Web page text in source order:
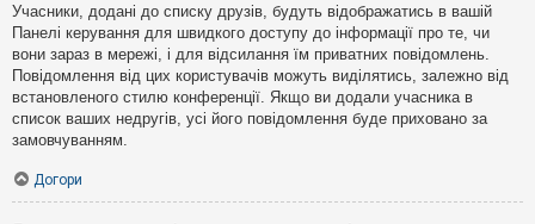
Учасники, додані до списку друзів, будуть відображатись в вашій
Панелі керування для швидкого доступу до інформації про те, чи
вони зараз в мережі, і для відсилання їм приватних повідомлень.
Повідомлення від цих користувачів можуть виділятись, залежно від
встановленого стилю конференції. Якщо ви додали учасника в
список ваших недругів, усі його повідомлення буде приховано за
замовчуванням.
Догори